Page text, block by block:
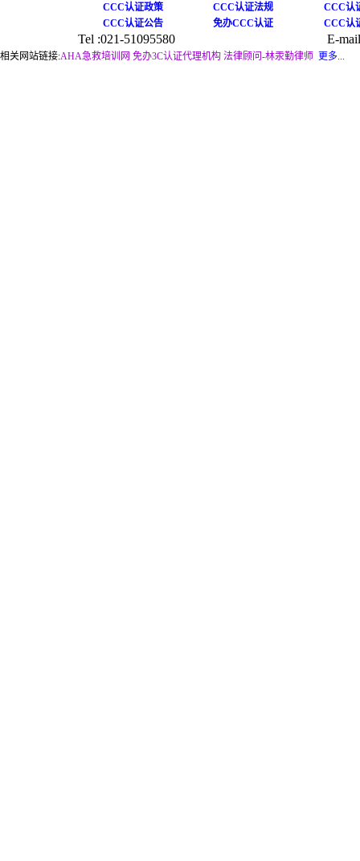
CCC认证政策
CCC认证公告
CCC认证法规
免办CCC认证
CCC认
CCC认
Tel :021-51095580 E-
相关网站链接:AHA急救培训网 免办3C认证代理机构 法律顾问-林汞勤律师 更多...